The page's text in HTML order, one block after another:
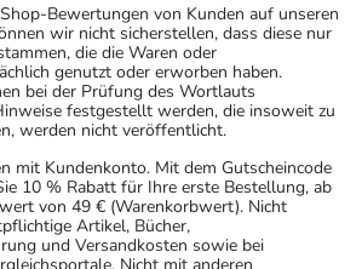
Bewertungen von Kunden auf unseren
wir nicht sicherstellen, dass diese nur
die die Waren oder
genutzt oder erworben haben.
bei der Prüfung des Wortlauts
festgestellt werden, die insoweit zu
werden nicht veröffentlicht.
mit Kundenkonto. Mit dem Gutscheincode
10 % Rabatt für Ihre erste Bestellung, ab
von 49 € (Warenkorbwert). Nicht
Artikel, Bücher,
und Versandkosten sowie bei